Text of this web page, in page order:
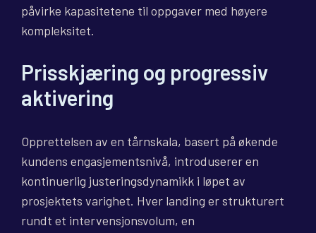
påvirke kapasitetene til oppgaver med høyere
kompleksitet.
Prisskjæring og progressiv
aktivering
Opprettelsen av en tårnskala, basert på økende
kundens engasjementsnivå, introduserer en
kontinuerlig justeringsdynamikk i løpet av
prosjektets varighet. Hver landing er strukturert
rundt et intervensjonsvolum, en